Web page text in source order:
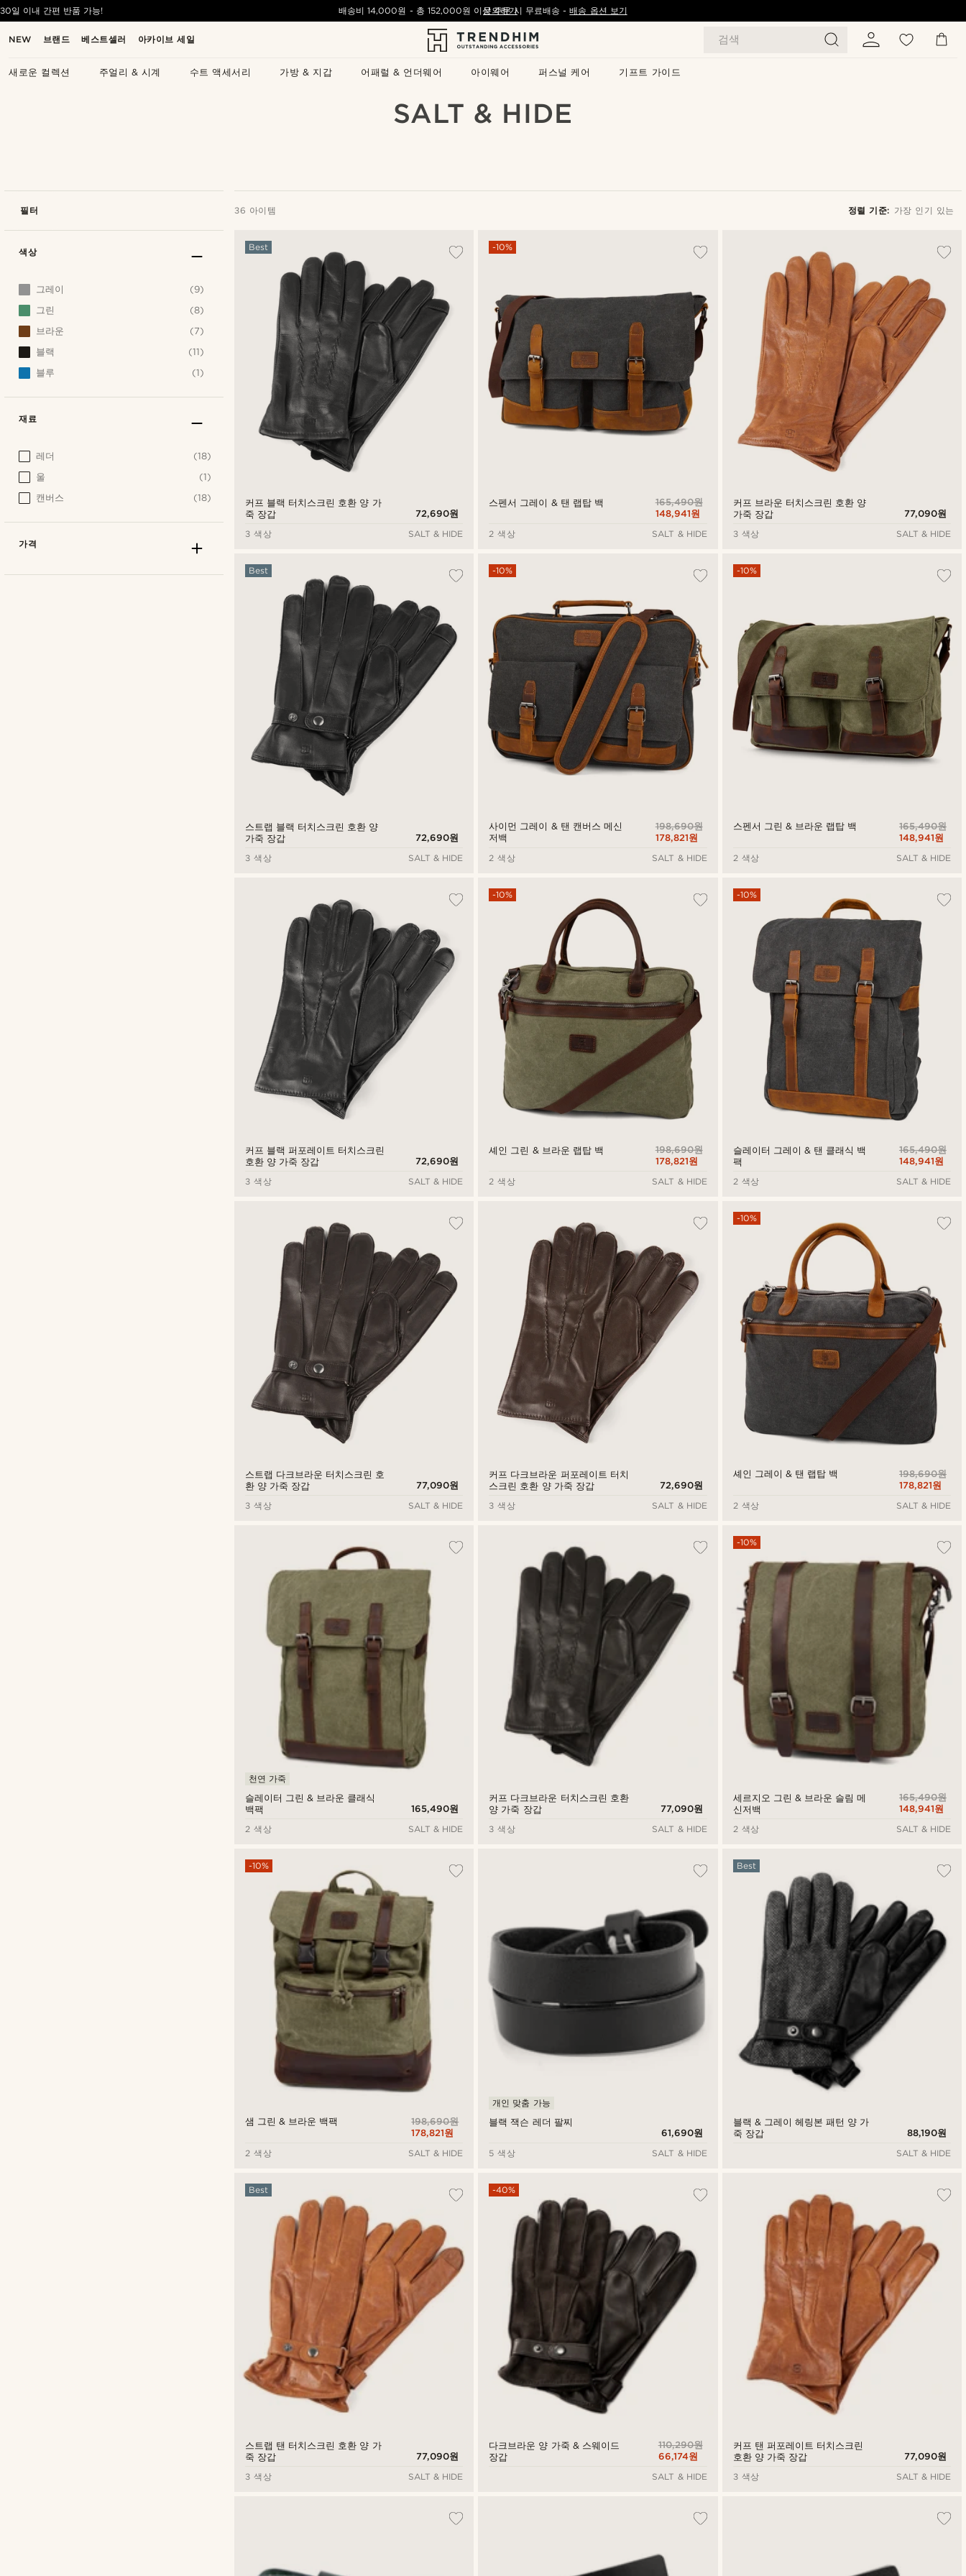
NEW 브랜드 베스트셀러 아카이브 세일 검색
새로운 컬렉션 주얼리 & 시계 수트 액세서리 가방 & 지갑 어패럴 & 언더웨어 아이웨어 퍼스널 케어 기프트 가이드
30일 이내 간편 반품 가능! 배송비14,000원 - 총 152,000원 이상 주문 시 무료배송- 배송 옵션 보기
문의하기
SALT & HIDE
필터 36 아이템 정렬 기준: 가장 인기 있는
낮은가격순
높은가격순
커프 블랙 터치스크린 호환 양 가
죽 장갑
Best
72,690원
3 색상
SALT & HIDE
스펜서 그레이 & 탠 랩탑 백
-10%
165,490원
148,941원
2 색상
SALT & HIDE
커프 브라운 터치스크린 호환 양
가죽 장갑
77,090원
3 색상
SALT & HIDE
스트랩 블랙 터치스크린 호환 양
가죽 장갑
Best
72,690원
3 색상
SALT & HIDE
사이먼 그레이 & 탠 캔버스 메신
저백
-10%
198,690원
178,821원
2 색상
SALT & HIDE
스펜서 그린 & 브라운 랩탑 백
-10%
165,490원
148,941원
2 색상
SALT & HIDE
커프 블랙 퍼포레이트 터치스크린
호환 양 가죽 장갑
72,690원
3 색상
SALT & HIDE
셰인 그린 & 브라운 랩탑 백
-10%
198,690원
178,821원
2 색상
SALT & HIDE
슬레이터 그레이 & 탠 클래식 백
팩
-10%
165,490원
148,941원
2 색상
SALT & HIDE
스트랩 다크브라운 터치스크린 호
환 양 가죽 장갑
77,090원
3 색상
SALT & HIDE
커프 다크브라운 퍼포레이트 터치
스크린 호환 양 가죽 장갑
72,690원
3 색상
SALT & HIDE
셰인 그레이 & 탠 랩탑 백
-10%
198,690원
178,821원
2 색상
SALT & HIDE
슬레이터 그린 & 브라운 클래식
백팩
천연 가죽
165,490원
2 색상
SALT & HIDE
커프 다크브라운 터치스크린 호환
양 가죽 장갑
77,090원
3 색상
SALT & HIDE
세르지오 그린 & 브라운 슬림 메
신저백
-10%
165,490원
148,941원
2 색상
SALT & HIDE
샘 그린 & 브라운 백팩
-10%
198,690원
178,821원
2 색상
SALT & HIDE
블랙 잭슨 레더 팔찌
개인 맞춤 가능
61,690원
5 색상
SALT & HIDE
블랙 & 그레이 헤링본 패턴 양 가
죽 장갑
Best
88,190원
SALT & HIDE
스트랩 탠 터치스크린 호환 양 가
죽 장갑
Best
77,090원
3 색상
SALT & HIDE
다크브라운 양 가죽 & 스웨이드
장갑
-40%
110,290원
66,174원
SALT & HIDE
커프 탠 퍼포레이트 터치스크린
호환 양 가죽 장갑
77,090원
3 색상
SALT & HIDE
색상
그레이
(9)
그린
(8)
브라운
(7)
블랙
(11)
블루
(1)
재료
레더
(18)
울
(1)
캔버스
(18)
가격